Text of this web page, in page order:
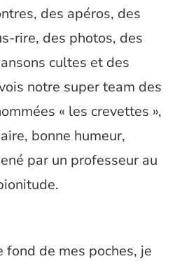
des apéros, des
rire, des photos, des
cultes et des
notre super team des
« les crevettes »,
bonne humeur,
par un professeur au
fond de mes poches, je